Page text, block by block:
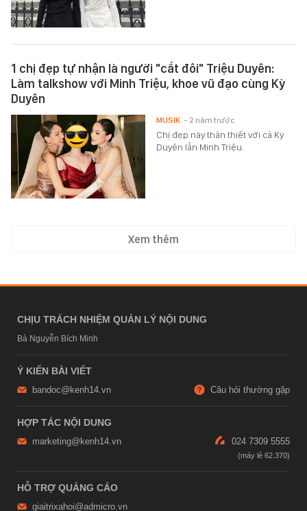
1 chị đẹp tự nhận là người "cắt đôi" Triệu Duyên:
Làm talkshow với Minh Triệu, khoe vũ đạo cùng Kỳ
Duyên
Chị đẹp này thân thiết với cả Kỳ
Duyên lẫn Minh Triệu.
MUSIK - 2 năm trước
Xem thêm
CHỊU TRÁCH NHIỆM QUẢN LÝ NỘI DUNG
Bà Nguyễn Bích Minh
Ý KIẾN BÀI VIẾT
bandoc@kenh14.vn Câu hỏi thường gặp
HỢP TÁC NỘI DUNG
marketing@kenh14.vn 024 7309 5555
HỖ TRỢ QUẢNG CÁO
giaitrixahoi@admicro.vn